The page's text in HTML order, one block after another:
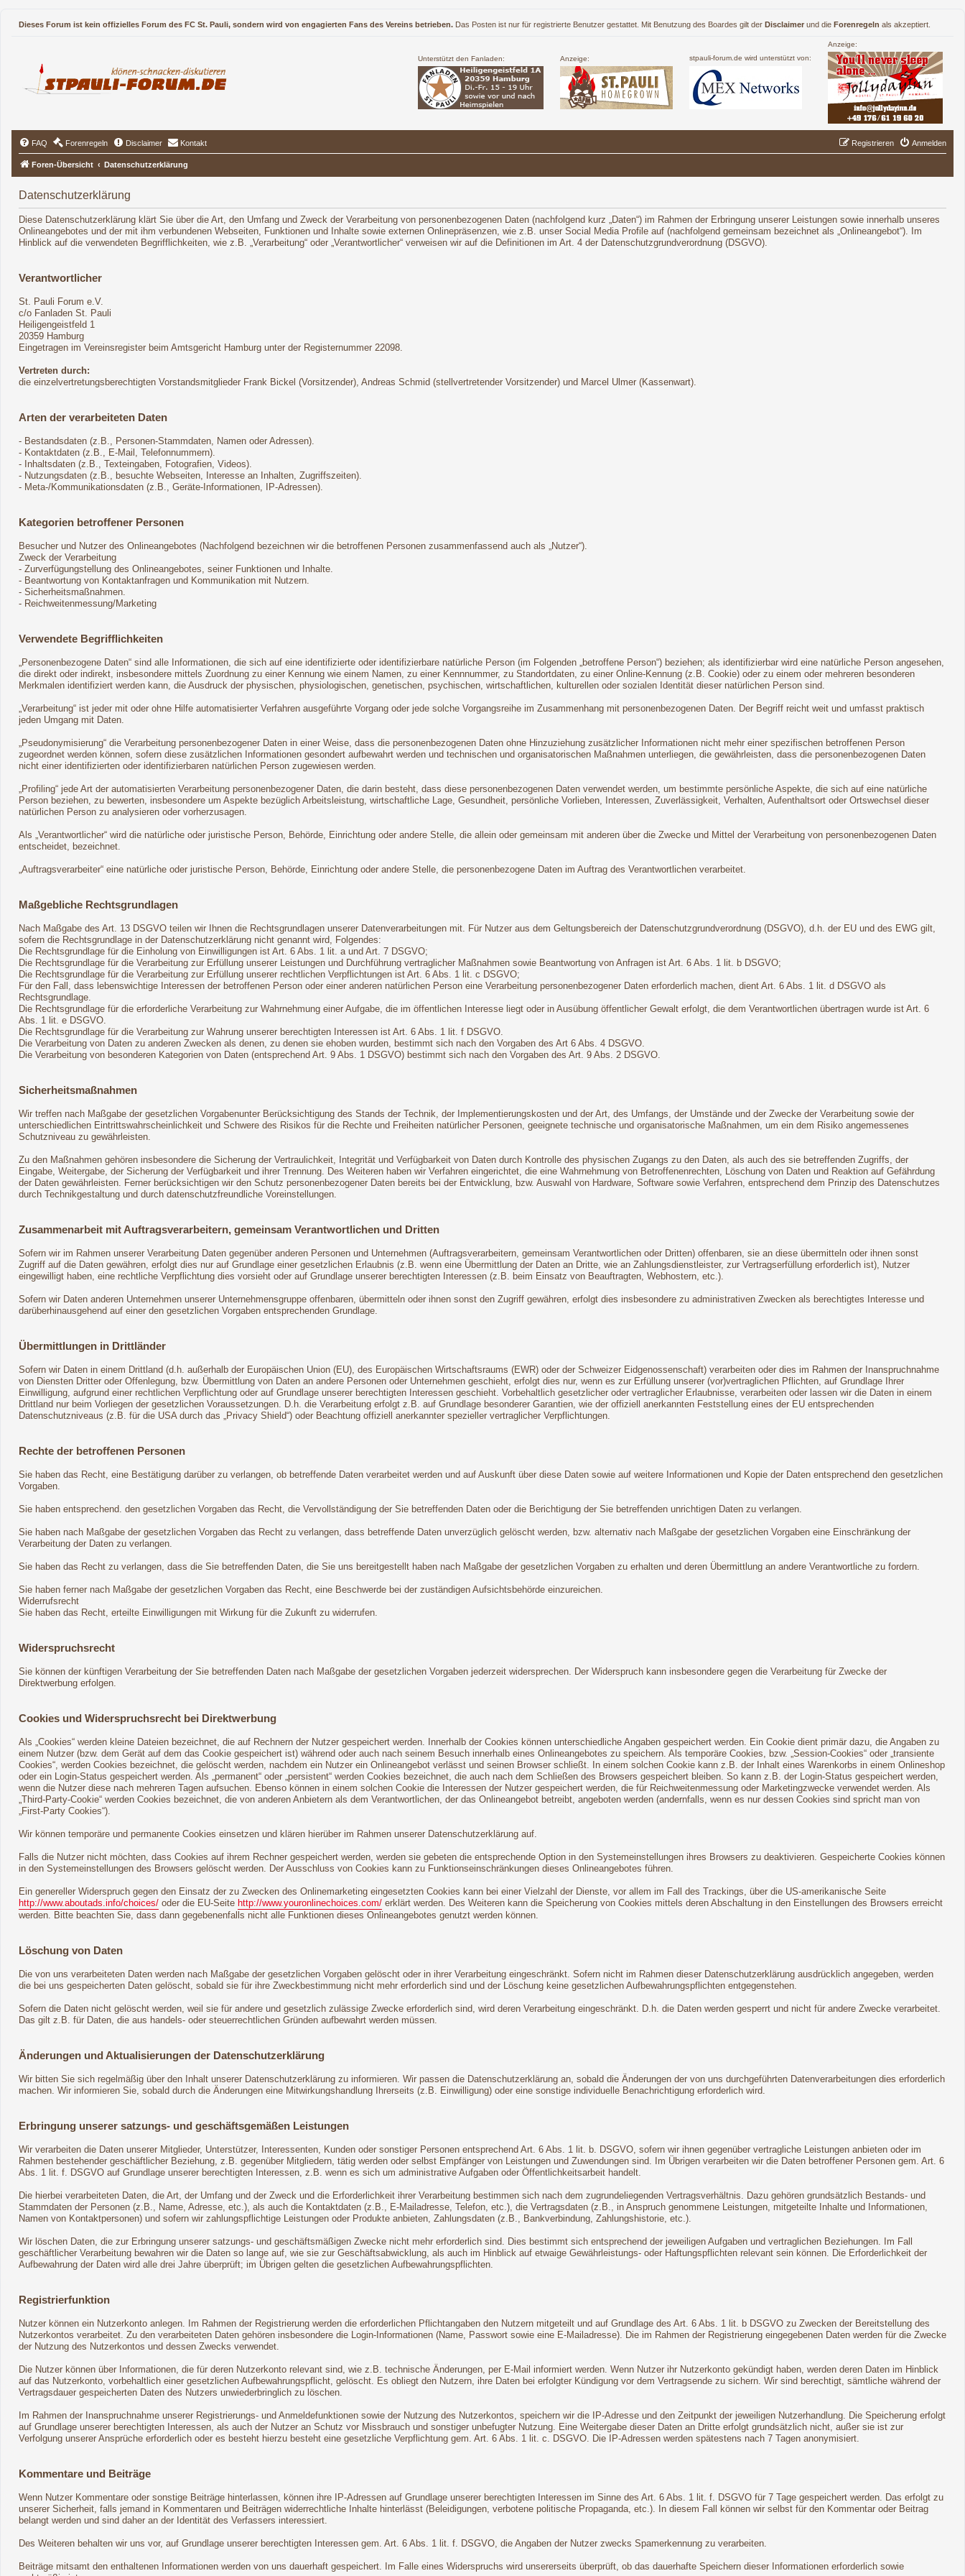
Dieses Forum ist kein offizielles Forum des FC St. Pauli, sondern wird von engagierten Fans des Vereins betrieben. Das Posten ist nur für registrierte Benutzer gestattet. Mit Benutzung des Boardes gilt der Disclaimer und die Forenregeln als akzeptiert.
Unterstützt den Fanladen: Anzeige: stpauli-forum.de wird unterstützt von:
Anzeige:
FAQ Forenregeln Disclaimer Kontakt Anmelden
Registrieren
Foren-Übersicht Datenschutzerklärung
Datenschutzerklärung
Diese Datenschutzerklärung klärt Sie über die Art, den Umfang und Zweck der Verarbeitung von personenbezogenen Daten (nachfolgend kurz „Daten“) im Rahmen der Erbringung unserer Leistungen sowie innerhalb unseres
Onlineangebotes und der mit ihm verbundenen Webseiten, Funktionen und Inhalte sowie externen Onlinepräsenzen, wie z.B. unser Social Media Profile auf (nachfolgend gemeinsam bezeichnet als „Onlineangebot“). Im
Hinblick auf die verwendeten Begrifflichkeiten, wie z.B. „Verarbeitung“ oder „Verantwortlicher“ verweisen wir auf die Definitionen im Art. 4 der Datenschutzgrundverordnung (DSGVO).
Verantwortlicher
St. Pauli Forum e.V.
c/o Fanladen St. Pauli
Heiligengeistfeld 1
20359 Hamburg
Eingetragen im Vereinsregister beim Amtsgericht Hamburg unter der Registernummer 22098.
Vertreten durch:
die einzelvertretungsberechtigten Vorstandsmitglieder Frank Bickel (Vorsitzender), Andreas Schmid (stellvertretender Vorsitzender) und Marcel Ulmer (Kassenwart).
Arten der verarbeiteten Daten
- Bestandsdaten (z.B., Personen-Stammdaten, Namen oder Adressen).
- Kontaktdaten (z.B., E-Mail, Telefonnummern).
- Inhaltsdaten (z.B., Texteingaben, Fotografien, Videos).
- Nutzungsdaten (z.B., besuchte Webseiten, Interesse an Inhalten, Zugriffszeiten).
- Meta-/Kommunikationsdaten (z.B., Geräte-Informationen, IP-Adressen).
Kategorien betroffener Personen
Besucher und Nutzer des Onlineangebotes (Nachfolgend bezeichnen wir die betroffenen Personen zusammenfassend auch als „Nutzer“).
Zweck der Verarbeitung
- Zurverfügungstellung des Onlineangebotes, seiner Funktionen und Inhalte.
- Beantwortung von Kontaktanfragen und Kommunikation mit Nutzern.
- Sicherheitsmaßnahmen.
- Reichweitenmessung/Marketing
Verwendete Begrifflichkeiten
„Personenbezogene Daten“ sind alle Informationen, die sich auf eine identifizierte oder identifizierbare natürliche Person (im Folgenden „betroffene Person“) beziehen; als identifizierbar wird eine natürliche Person angesehen,
die direkt oder indirekt, insbesondere mittels Zuordnung zu einer Kennung wie einem Namen, zu einer Kennnummer, zu Standortdaten, zu einer Online-Kennung (z.B. Cookie) oder zu einem oder mehreren besonderen
Merkmalen identifiziert werden kann, die Ausdruck der physischen, physiologischen, genetischen, psychischen, wirtschaftlichen, kulturellen oder sozialen Identität dieser natürlichen Person sind.
„Verarbeitung“ ist jeder mit oder ohne Hilfe automatisierter Verfahren ausgeführte Vorgang oder jede solche Vorgangsreihe im Zusammenhang mit personenbezogenen Daten. Der Begriff reicht weit und umfasst praktisch
jeden Umgang mit Daten.
„Pseudonymisierung“ die Verarbeitung personenbezogener Daten in einer Weise, dass die personenbezogenen Daten ohne Hinzuziehung zusätzlicher Informationen nicht mehr einer spezifischen betroffenen Person
zugeordnet werden können, sofern diese zusätzlichen Informationen gesondert aufbewahrt werden und technischen und organisatorischen Maßnahmen unterliegen, die gewährleisten, dass die personenbezogenen Daten
nicht einer identifizierten oder identifizierbaren natürlichen Person zugewiesen werden.
„Profiling“ jede Art der automatisierten Verarbeitung personenbezogener Daten, die darin besteht, dass diese personenbezogenen Daten verwendet werden, um bestimmte persönliche Aspekte, die sich auf eine natürliche
Person beziehen, zu bewerten, insbesondere um Aspekte bezüglich Arbeitsleistung, wirtschaftliche Lage, Gesundheit, persönliche Vorlieben, Interessen, Zuverlässigkeit, Verhalten, Aufenthaltsort oder Ortswechsel dieser
natürlichen Person zu analysieren oder vorherzusagen.
Als „Verantwortlicher“ wird die natürliche oder juristische Person, Behörde, Einrichtung oder andere Stelle, die allein oder gemeinsam mit anderen über die Zwecke und Mittel der Verarbeitung von personenbezogenen Daten
entscheidet, bezeichnet.
„Auftragsverarbeiter“ eine natürliche oder juristische Person, Behörde, Einrichtung oder andere Stelle, die personenbezogene Daten im Auftrag des Verantwortlichen verarbeitet.
Maßgebliche Rechtsgrundlagen
Nach Maßgabe des Art. 13 DSGVO teilen wir Ihnen die Rechtsgrundlagen unserer Datenverarbeitungen mit. Für Nutzer aus dem Geltungsbereich der Datenschutzgrundverordnung (DSGVO), d.h. der EU und des EWG gilt,
sofern die Rechtsgrundlage in der Datenschutzerklärung nicht genannt wird, Folgendes:
Die Rechtsgrundlage für die Einholung von Einwilligungen ist Art. 6 Abs. 1 lit. a und Art. 7 DSGVO;
Die Rechtsgrundlage für die Verarbeitung zur Erfüllung unserer Leistungen und Durchführung vertraglicher Maßnahmen sowie Beantwortung von Anfragen ist Art. 6 Abs. 1 lit. b DSGVO;
Die Rechtsgrundlage für die Verarbeitung zur Erfüllung unserer rechtlichen Verpflichtungen ist Art. 6 Abs. 1 lit. c DSGVO;
Für den Fall, dass lebenswichtige Interessen der betroffenen Person oder einer anderen natürlichen Person eine Verarbeitung personenbezogener Daten erforderlich machen, dient Art. 6 Abs. 1 lit. d DSGVO als
Rechtsgrundlage.
Die Rechtsgrundlage für die erforderliche Verarbeitung zur Wahrnehmung einer Aufgabe, die im öffentlichen Interesse liegt oder in Ausübung öffentlicher Gewalt erfolgt, die dem Verantwortlichen übertragen wurde ist Art. 6
Abs. 1 lit. e DSGVO.
Die Rechtsgrundlage für die Verarbeitung zur Wahrung unserer berechtigten Interessen ist Art. 6 Abs. 1 lit. f DSGVO.
Die Verarbeitung von Daten zu anderen Zwecken als denen, zu denen sie ehoben wurden, bestimmt sich nach den Vorgaben des Art 6 Abs. 4 DSGVO.
Die Verarbeitung von besonderen Kategorien von Daten (entsprechend Art. 9 Abs. 1 DSGVO) bestimmt sich nach den Vorgaben des Art. 9 Abs. 2 DSGVO.
Sicherheitsmaßnahmen
Wir treffen nach Maßgabe der gesetzlichen Vorgabenunter Berücksichtigung des Stands der Technik, der Implementierungskosten und der Art, des Umfangs, der Umstände und der Zwecke der Verarbeitung sowie der
unterschiedlichen Eintrittswahrscheinlichkeit und Schwere des Risikos für die Rechte und Freiheiten natürlicher Personen, geeignete technische und organisatorische Maßnahmen, um ein dem Risiko angemessenes
Schutzniveau zu gewährleisten.
Zu den Maßnahmen gehören insbesondere die Sicherung der Vertraulichkeit, Integrität und Verfügbarkeit von Daten durch Kontrolle des physischen Zugangs zu den Daten, als auch des sie betreffenden Zugriffs, der
Eingabe, Weitergabe, der Sicherung der Verfügbarkeit und ihrer Trennung. Des Weiteren haben wir Verfahren eingerichtet, die eine Wahrnehmung von Betroffenenrechten, Löschung von Daten und Reaktion auf Gefährdung
der Daten gewährleisten. Ferner berücksichtigen wir den Schutz personenbezogener Daten bereits bei der Entwicklung, bzw. Auswahl von Hardware, Software sowie Verfahren, entsprechend dem Prinzip des Datenschutzes
durch Technikgestaltung und durch datenschutzfreundliche Voreinstellungen.
Zusammenarbeit mit Auftragsverarbeitern, gemeinsam Verantwortlichen und Dritten
Sofern wir im Rahmen unserer Verarbeitung Daten gegenüber anderen Personen und Unternehmen (Auftragsverarbeitern, gemeinsam Verantwortlichen oder Dritten) offenbaren, sie an diese übermitteln oder ihnen sonst
Zugriff auf die Daten gewähren, erfolgt dies nur auf Grundlage einer gesetzlichen Erlaubnis (z.B. wenn eine Übermittlung der Daten an Dritte, wie an Zahlungsdienstleister, zur Vertragserfüllung erforderlich ist), Nutzer
eingewilligt haben, eine rechtliche Verpflichtung dies vorsieht oder auf Grundlage unserer berechtigten Interessen (z.B. beim Einsatz von Beauftragten, Webhostern, etc.).
Sofern wir Daten anderen Unternehmen unserer Unternehmensgruppe offenbaren, übermitteln oder ihnen sonst den Zugriff gewähren, erfolgt dies insbesondere zu administrativen Zwecken als berechtigtes Interesse und
darüberhinausgehend auf einer den gesetzlichen Vorgaben entsprechenden Grundlage.
Übermittlungen in Drittländer
Sofern wir Daten in einem Drittland (d.h. außerhalb der Europäischen Union (EU), des Europäischen Wirtschaftsraums (EWR) oder der Schweizer Eidgenossenschaft) verarbeiten oder dies im Rahmen der Inanspruchnahme
von Diensten Dritter oder Offenlegung, bzw. Übermittlung von Daten an andere Personen oder Unternehmen geschieht, erfolgt dies nur, wenn es zur Erfüllung unserer (vor)vertraglichen Pflichten, auf Grundlage Ihrer
Einwilligung, aufgrund einer rechtlichen Verpflichtung oder auf Grundlage unserer berechtigten Interessen geschieht. Vorbehaltlich gesetzlicher oder vertraglicher Erlaubnisse, verarbeiten oder lassen wir die Daten in einem
Drittland nur beim Vorliegen der gesetzlichen Voraussetzungen. D.h. die Verarbeitung erfolgt z.B. auf Grundlage besonderer Garantien, wie der offiziell anerkannten Feststellung eines der EU entsprechenden
Datenschutzniveaus (z.B. für die USA durch das „Privacy Shield“) oder Beachtung offiziell anerkannter spezieller vertraglicher Verpflichtungen.
Rechte der betroffenen Personen
Sie haben das Recht, eine Bestätigung darüber zu verlangen, ob betreffende Daten verarbeitet werden und auf Auskunft über diese Daten sowie auf weitere Informationen und Kopie der Daten entsprechend den gesetzlichen
Vorgaben.
Sie haben entsprechend. den gesetzlichen Vorgaben das Recht, die Vervollständigung der Sie betreffenden Daten oder die Berichtigung der Sie betreffenden unrichtigen Daten zu verlangen.
Sie haben nach Maßgabe der gesetzlichen Vorgaben das Recht zu verlangen, dass betreffende Daten unverzüglich gelöscht werden, bzw. alternativ nach Maßgabe der gesetzlichen Vorgaben eine Einschränkung der
Verarbeitung der Daten zu verlangen.
Sie haben das Recht zu verlangen, dass die Sie betreffenden Daten, die Sie uns bereitgestellt haben nach Maßgabe der gesetzlichen Vorgaben zu erhalten und deren Übermittlung an andere Verantwortliche zu fordern.
Sie haben ferner nach Maßgabe der gesetzlichen Vorgaben das Recht, eine Beschwerde bei der zuständigen Aufsichtsbehörde einzureichen.
Widerrufsrecht
Sie haben das Recht, erteilte Einwilligungen mit Wirkung für die Zukunft zu widerrufen.
Widerspruchsrecht
Sie können der künftigen Verarbeitung der Sie betreffenden Daten nach Maßgabe der gesetzlichen Vorgaben jederzeit widersprechen. Der Widerspruch kann insbesondere gegen die Verarbeitung für Zwecke der
Direktwerbung erfolgen.
Cookies und Widerspruchsrecht bei Direktwerbung
Als „Cookies“ werden kleine Dateien bezeichnet, die auf Rechnern der Nutzer gespeichert werden. Innerhalb der Cookies können unterschiedliche Angaben gespeichert werden. Ein Cookie dient primär dazu, die Angaben zu
einem Nutzer (bzw. dem Gerät auf dem das Cookie gespeichert ist) während oder auch nach seinem Besuch innerhalb eines Onlineangebotes zu speichern. Als temporäre Cookies, bzw. „Session-Cookies“ oder „transiente
Cookies“, werden Cookies bezeichnet, die gelöscht werden, nachdem ein Nutzer ein Onlineangebot verlässt und seinen Browser schließt. In einem solchen Cookie kann z.B. der Inhalt eines Warenkorbs in einem Onlineshop
oder ein Login-Status gespeichert werden. Als „permanent“ oder „persistent“ werden Cookies bezeichnet, die auch nach dem Schließen des Browsers gespeichert bleiben. So kann z.B. der Login-Status gespeichert werden,
wenn die Nutzer diese nach mehreren Tagen aufsuchen. Ebenso können in einem solchen Cookie die Interessen der Nutzer gespeichert werden, die für Reichweitenmessung oder Marketingzwecke verwendet werden. Als
„Third-Party-Cookie“ werden Cookies bezeichnet, die von anderen Anbietern als dem Verantwortlichen, der das Onlineangebot betreibt, angeboten werden (andernfalls, wenn es nur dessen Cookies sind spricht man von
„First-Party Cookies“).
Wir können temporäre und permanente Cookies einsetzen und klären hierüber im Rahmen unserer Datenschutzerklärung auf.
Falls die Nutzer nicht möchten, dass Cookies auf ihrem Rechner gespeichert werden, werden sie gebeten die entsprechende Option in den Systemeinstellungen ihres Browsers zu deaktivieren. Gespeicherte Cookies können
in den Systemeinstellungen des Browsers gelöscht werden. Der Ausschluss von Cookies kann zu Funktionseinschränkungen dieses Onlineangebotes führen.
Ein genereller Widerspruch gegen den Einsatz der zu Zwecken des Onlinemarketing eingesetzten Cookies kann bei einer Vielzahl der Dienste, vor allem im Fall des Trackings, über die US-amerikanische Seite
http://www.aboutads.info/choices/ oder die EU-Seite http://www.youronlinechoices.com/ erklärt werden. Des Weiteren kann die Speicherung von Cookies mittels deren Abschaltung in den Einstellungen des Browsers erreicht
werden. Bitte beachten Sie, dass dann gegebenenfalls nicht alle Funktionen dieses Onlineangebotes genutzt werden können.
Löschung von Daten
Die von uns verarbeiteten Daten werden nach Maßgabe der gesetzlichen Vorgaben gelöscht oder in ihrer Verarbeitung eingeschränkt. Sofern nicht im Rahmen dieser Datenschutzerklärung ausdrücklich angegeben, werden
die bei uns gespeicherten Daten gelöscht, sobald sie für ihre Zweckbestimmung nicht mehr erforderlich sind und der Löschung keine gesetzlichen Aufbewahrungspflichten entgegenstehen.
Sofern die Daten nicht gelöscht werden, weil sie für andere und gesetzlich zulässige Zwecke erforderlich sind, wird deren Verarbeitung eingeschränkt. D.h. die Daten werden gesperrt und nicht für andere Zwecke verarbeitet.
Das gilt z.B. für Daten, die aus handels- oder steuerrechtlichen Gründen aufbewahrt werden müssen.
Änderungen und Aktualisierungen der Datenschutzerklärung
Wir bitten Sie sich regelmäßig über den Inhalt unserer Datenschutzerklärung zu informieren. Wir passen die Datenschutzerklärung an, sobald die Änderungen der von uns durchgeführten Datenverarbeitungen dies erforderlich
machen. Wir informieren Sie, sobald durch die Änderungen eine Mitwirkungshandlung Ihrerseits (z.B. Einwilligung) oder eine sonstige individuelle Benachrichtigung erforderlich wird.
Erbringung unserer satzungs- und geschäftsgemäßen Leistungen
Wir verarbeiten die Daten unserer Mitglieder, Unterstützer, Interessenten, Kunden oder sonstiger Personen entsprechend Art. 6 Abs. 1 lit. b. DSGVO, sofern wir ihnen gegenüber vertragliche Leistungen anbieten oder im
Rahmen bestehender geschäftlicher Beziehung, z.B. gegenüber Mitgliedern, tätig werden oder selbst Empfänger von Leistungen und Zuwendungen sind. Im Übrigen verarbeiten wir die Daten betroffener Personen gem. Art. 6
Abs. 1 lit. f. DSGVO auf Grundlage unserer berechtigten Interessen, z.B. wenn es sich um administrative Aufgaben oder Öffentlichkeitsarbeit handelt.
Die hierbei verarbeiteten Daten, die Art, der Umfang und der Zweck und die Erforderlichkeit ihrer Verarbeitung bestimmen sich nach dem zugrundeliegenden Vertragsverhältnis. Dazu gehören grundsätzlich Bestands- und
Stammdaten der Personen (z.B., Name, Adresse, etc.), als auch die Kontaktdaten (z.B., E-Mailadresse, Telefon, etc.), die Vertragsdaten (z.B., in Anspruch genommene Leistungen, mitgeteilte Inhalte und Informationen,
Namen von Kontaktpersonen) und sofern wir zahlungspflichtige Leistungen oder Produkte anbieten, Zahlungsdaten (z.B., Bankverbindung, Zahlungshistorie, etc.).
Wir löschen Daten, die zur Erbringung unserer satzungs- und geschäftsmäßigen Zwecke nicht mehr erforderlich sind. Dies bestimmt sich entsprechend der jeweiligen Aufgaben und vertraglichen Beziehungen. Im Fall
geschäftlicher Verarbeitung bewahren wir die Daten so lange auf, wie sie zur Geschäftsabwicklung, als auch im Hinblick auf etwaige Gewährleistungs- oder Haftungspflichten relevant sein können. Die Erforderlichkeit der
Aufbewahrung der Daten wird alle drei Jahre überprüft; im Übrigen gelten die gesetzlichen Aufbewahrungspflichten.
Registrierfunktion
Nutzer können ein Nutzerkonto anlegen. Im Rahmen der Registrierung werden die erforderlichen Pflichtangaben den Nutzern mitgeteilt und auf Grundlage des Art. 6 Abs. 1 lit. b DSGVO zu Zwecken der Bereitstellung des
Nutzerkontos verarbeitet. Zu den verarbeiteten Daten gehören insbesondere die Login-Informationen (Name, Passwort sowie eine E-Mailadresse). Die im Rahmen der Registrierung eingegebenen Daten werden für die Zwecke
der Nutzung des Nutzerkontos und dessen Zwecks verwendet.
Die Nutzer können über Informationen, die für deren Nutzerkonto relevant sind, wie z.B. technische Änderungen, per E-Mail informiert werden. Wenn Nutzer ihr Nutzerkonto gekündigt haben, werden deren Daten im Hinblick
auf das Nutzerkonto, vorbehaltlich einer gesetzlichen Aufbewahrungspflicht, gelöscht. Es obliegt den Nutzern, ihre Daten bei erfolgter Kündigung vor dem Vertragsende zu sichern. Wir sind berechtigt, sämtliche während der
Vertragsdauer gespeicherten Daten des Nutzers unwiederbringlich zu löschen.
Im Rahmen der Inanspruchnahme unserer Registrierungs- und Anmeldefunktionen sowie der Nutzung des Nutzerkontos, speichern wir die IP-Adresse und den Zeitpunkt der jeweiligen Nutzerhandlung. Die Speicherung erfolgt
auf Grundlage unserer berechtigten Interessen, als auch der Nutzer an Schutz vor Missbrauch und sonstiger unbefugter Nutzung. Eine Weitergabe dieser Daten an Dritte erfolgt grundsätzlich nicht, außer sie ist zur
Verfolgung unserer Ansprüche erforderlich oder es besteht hierzu besteht eine gesetzliche Verpflichtung gem. Art. 6 Abs. 1 lit. c. DSGVO. Die IP-Adressen werden spätestens nach 7 Tagen anonymisiert.
Kommentare und Beiträge
Wenn Nutzer Kommentare oder sonstige Beiträge hinterlassen, können ihre IP-Adressen auf Grundlage unserer berechtigten Interessen im Sinne des Art. 6 Abs. 1 lit. f. DSGVO für 7 Tage gespeichert werden. Das erfolgt zu
unserer Sicherheit, falls jemand in Kommentaren und Beiträgen widerrechtliche Inhalte hinterlässt (Beleidigungen, verbotene politische Propaganda, etc.). In diesem Fall können wir selbst für den Kommentar oder Beitrag
belangt werden und sind daher an der Identität des Verfassers interessiert.
Des Weiteren behalten wir uns vor, auf Grundlage unserer berechtigten Interessen gem. Art. 6 Abs. 1 lit. f. DSGVO, die Angaben der Nutzer zwecks Spamerkennung zu verarbeiten.
Beiträge mitsamt den enthaltenen Informationen werden von uns dauerhaft gespeichert. Im Falle eines Widerspruchs wird unsererseits überprüft, ob das dauerhafte Speichern dieser Informationen erforderlich sowie